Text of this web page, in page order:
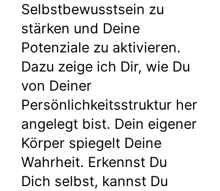
Selbstbewusstsein zu
stärken und Deine
Potenziale zu aktivieren.
Dazu zeige ich Dir, wie Du
von Deiner
Persönlichkeitsstruktur her
angelegt bist. Dein eigener
Körper spiegelt Deine
Wahrheit. Erkennst Du
Dich selbst, kannst Du